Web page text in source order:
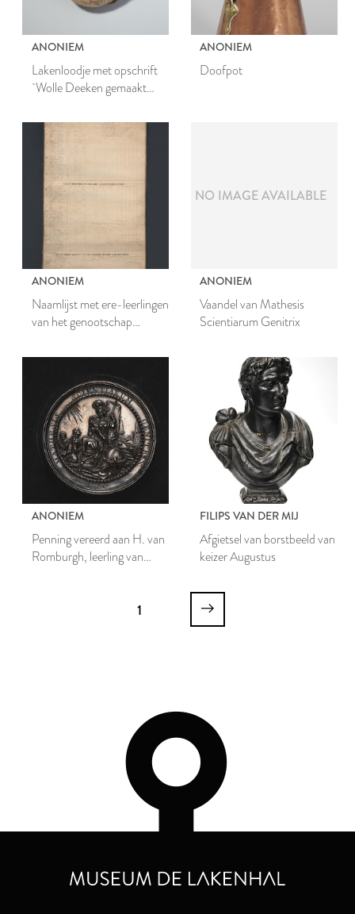
ANONIEM
Lakenloodje met opschrift
`Wolle Deeken gemaakt
ANONIEM
Doofpot
ANONIEM
Naamlijst met ere-leerlingen
van het genootschap
Genitrix (MSG) 1785-
NO IMAGE AVAILABLE
ANONIEM
Vaandel van Mathesis
Scientiarum Genitrix
ANONIEM
Penning vereerd aan H. van
Romburgh, leerling van
FILIPS VAN DER MIJ
Afgietsel van borstbeeld van
keizer Augustus
1